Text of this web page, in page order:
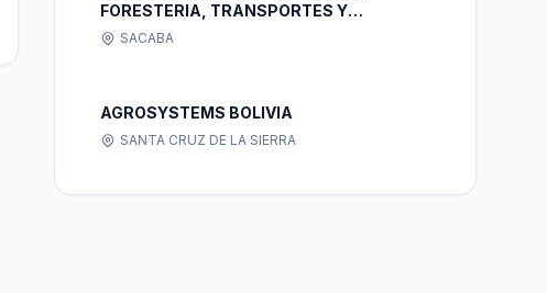
FORESTERIA, TRANSPORTES Y
SERVICIOS DE CONSTRUCCIONES
SACABA
AGROSYSTEMS BOLIVIA
SANTA CRUZ DE LA SIERRA